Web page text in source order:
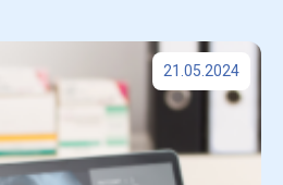
21.05.2024